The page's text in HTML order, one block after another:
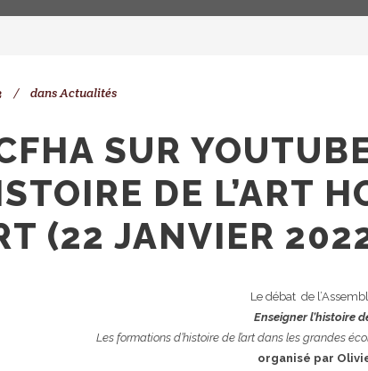
dansActualités
SUR
DE L’ART
(22 JANVIER
Le débat de
Enseigner l’histoire
Les formations d’histoire de l’art dans les grandes
organisé par